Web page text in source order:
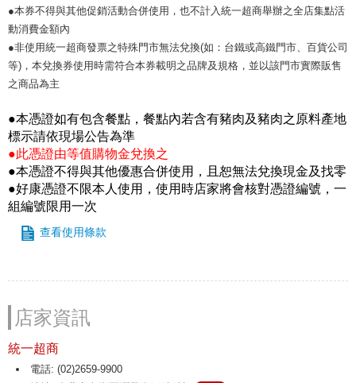
●本券不得與其他促銷活動合併使用，也不計入統一超商舉辦之全店集點活
動消費金額內
●非使用統一超商發票之特殊門市無法兌換(如：台鐵或高鐵門市、百貨公司
等)，本兌換券使用時需符合本券載明之品牌及規格，並以該門市實際販售
之商品為主
●本憑證如有包含餐點，餐點內若含有豬肉及豬肉之原料產地
標示請依現場公告為準
●此憑證由等值購物金兌換之
●本憑證不得與其他優惠合併使用，且恕無法兌換現金及找零
●好康憑證不限本人使用，使用時店家將會核對憑證編號，一
組編號限用一次
查看使用條款
店家資訊
統一超商
電話: (02)2659-9900